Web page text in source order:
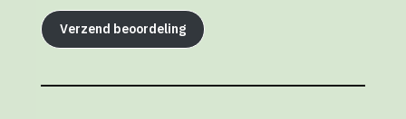
Verzend beoordeling